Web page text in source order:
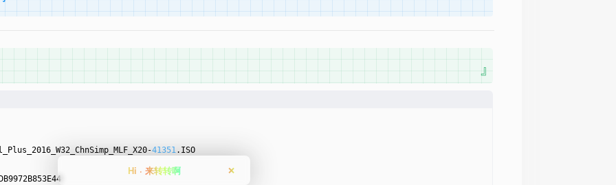
41351.ISO
Hi · 来转转啊 ❌